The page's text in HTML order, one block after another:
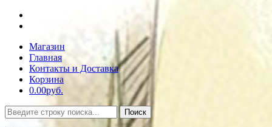
Магазин
Главная
Контакты и Доставка
Корзина
0.00руб.
Поиск